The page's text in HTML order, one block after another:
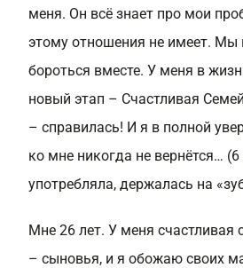
меня. Он всё знает про мои
этому отношения не имеет. Мы
бороться вместе. У меня в
новый этап – Счастливая
– справилась! И я в полной
ко мне никогда не вернётся… (6
употребляла, держалась на
Мне 26 лет. У меня счастливая
– сыновья, и я обожаю своих